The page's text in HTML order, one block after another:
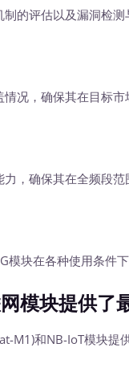
的评估以及漏洞检测
，确保其在目标市
确保其在全频段范
块在各种使用条件下
块提供了
和NB-IoT模块提供